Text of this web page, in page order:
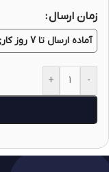
زمان ارسال
آماده ارسال تا 7 روز کاری
-
+